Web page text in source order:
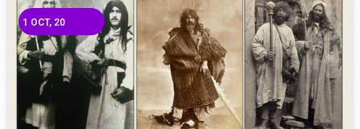
1 OCT, 20